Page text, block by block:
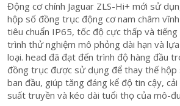
Động cơ chính Jaguar ZLS-Hi+ mới sử
hộp số đồng trục động cơ nam châm
tiêu chuẩn IP65, tốc độ cực thấp và
trình thử nghiệm mô phỏng dài hạn và
loại. head đã đạt đến trình độ hàng đầu
đồng trục được sử dụng để thay thế hộp
ban đầu, giúp tăng đáng kể độ tin cậy, cải
suất truyền và kéo dài tuổi thọ của mô-